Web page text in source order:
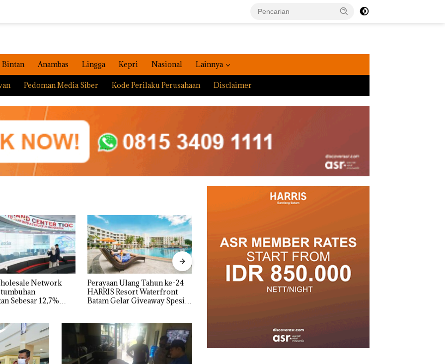
Bintan Anambas Lingga Kepri Nasional Lainnya
Pedoman Media Siber Kode Perilaku Perusahaan Disclaimer
Ulang Tahun ke-24
Resort Waterfront
Gelar Giveaway Spesial
Carolein Dituntut 3 Tahun
Penjara di PN Batam
Aktifitas Judi Online di Batam
Beroperasi di Perumahan
Mewah di Batam Center
Proyek Dredging PT Mc